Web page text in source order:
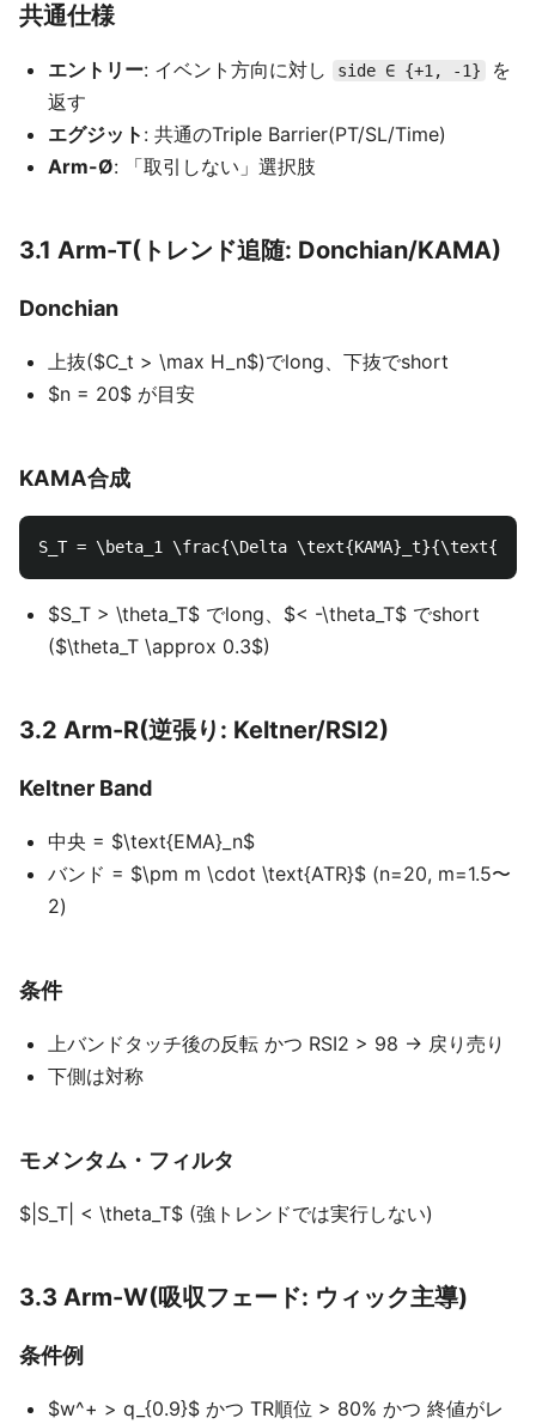
共通仕様
エントリー: イベント方向に対し side ∈ {+1, -1}
を
返す
エグジット : 共通のTriple Barrier(PT/SL/Time)
Arm-Ø: 「取引しない」選択肢
3.1 Arm-T(トレンド追随: Donchian/KAMA)
Donchian
上抜($C_t > \max H_n$)でlong、下抜でshort
$n = 20$ が目安
KAMA合成
$S_T > \theta_T$ でlong、$< -\theta_T$ でshort
($\theta_T \approx 0.3$)
3.2 Arm-R(逆張り: Keltner/RSI2)
Keltner Band
中央 = $\text{EMA}_n$
バンド = $\pm m \cdot \text{ATR}$ (n=20, m=1.5〜
2)
条件
上バンドタッチ後の反転 かつ RSI2 > 98 → 戻り売り
下側は対称
モメンタム・フィルタ
$|S_T| < \theta_T$ (強トレンドでは実行しない)
3.3 Arm-W(吸収フェード: ウィック主導)
条件例
$w^+ > q_{0.9}$ かつ TR順位 > 80% かつ 終値がレ